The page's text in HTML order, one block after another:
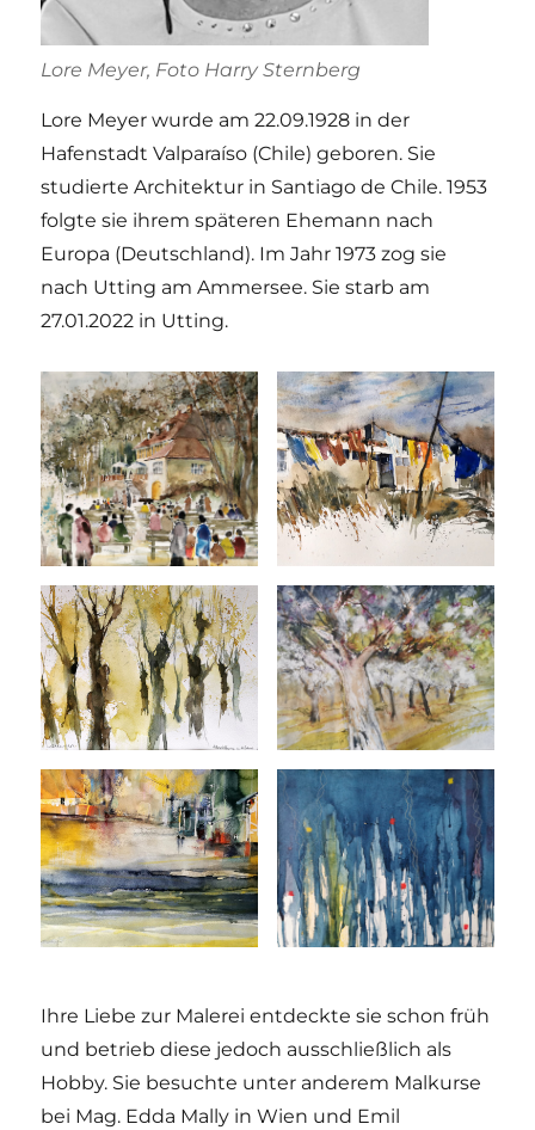
Lore Meyer, Foto Harry Sternberg
Lore Meyer wurde am 22.09.1928 in der
Hafenstadt Valparaíso (Chile) geboren. Sie
studierte Architektur in Santiago de Chile. 1953
folgte sie ihrem späteren Ehemann nach
Europa (Deutschland). Im Jahr 1973 zog sie
nach Utting am Ammersee. Sie starb am
27.01.2022 in Utting.
Ihre Liebe zur Malerei entdeckte sie schon früh
und betrieb diese jedoch ausschließlich als
Hobby. Sie besuchte unter anderem Malkurse
bei Mag. Edda Mally in Wien und Emil